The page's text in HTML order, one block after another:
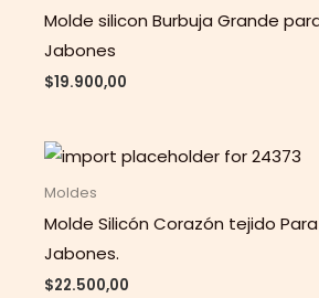
Molde silicon Burbuja Grande
Jabones
$19.900,00
Moldes
Molde Silicón Corazón tejido
Jabones.
$22.500,00